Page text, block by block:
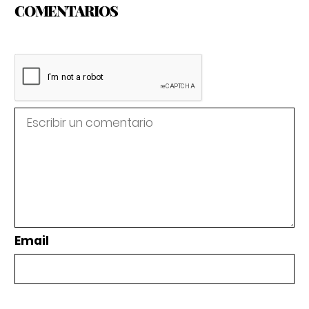
COMENTARIOS
Email